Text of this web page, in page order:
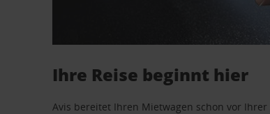
Ihre Reise beginnt hier
Avis bereitet Ihren Mietwagen schon vor